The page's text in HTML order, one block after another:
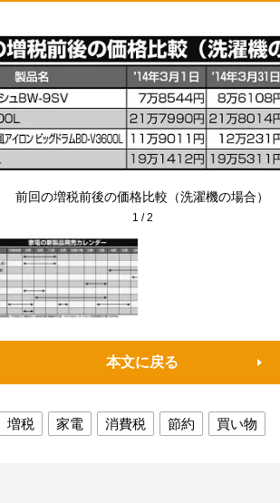
前回の増税前後の価格比較（洗濯機の場合）
1 /2
本文に戻る
増税 家電 消費税 節約 買い物